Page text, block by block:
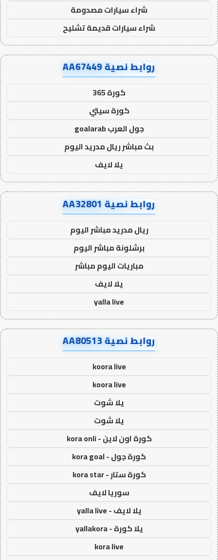
شراء سيارات مصدومة
شراء سيارات قديمة تشليح
روابط نصية AA67449
كورة 365
كورة سيتي
جول العرب goalarab
بث مباشر ريال مدريد اليوم
يلا لايف
روابط نصية AA32801
ريال مدريد مباشر اليوم
برشلونة مباشر اليوم
مباريات اليوم مباشر
يلا لايف
yalla live
روابط نصية AA80513
koora live
koora live
يلا شوت
يلا شوت
كورة اون لاين - kora onli
كورة جول - kora goal
كورة ستار - kora star
سوريا لايف
يلا لايف - yalla live
يلا كورة - yallakora
kora live